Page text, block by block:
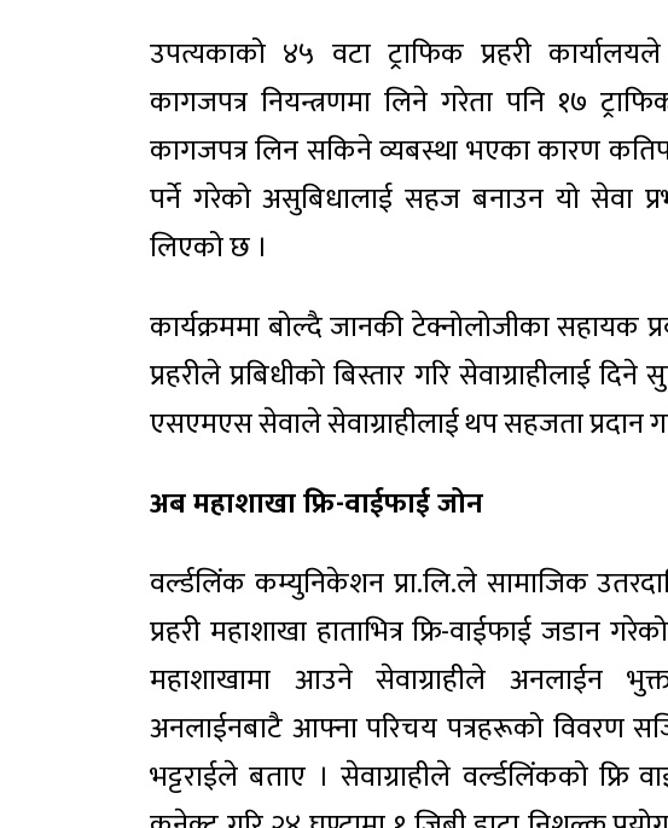
उपत्यकाको ४५ वटा ट्राफिक प्रहरी
कागजपत्र नियन्त्रणमा लिने गरेता पनि १७
कागजपत्र लिन सकिने व्यबस्था भएका कारण
पर्ने गरेको असुबिधालाई सहज बनाउन यो सेवा
लिएको छ ।
कार्यक्रममा बोल्दै जानकी टेक्नोलोजीका सहायक
प्रहरीले प्रबिधीको बिस्तार गरि सेवाग्राहीलाई
एसएमएस सेवाले सेवाग्राहीलाई थप सहजता प्रदान
अब महाशाखा फ्रि-वाईफाई जोन
वर्ल्डलिंक कम्युनिकेशन प्रा.लि.ले सामाजिक
प्रहरी महाशाखा हाताभित्र फ्रि-वाईफाई जडान
महाशाखामा आउने सेवाग्राहीले अनलाईन
अनलाईनबाटै आफ्ना परिचय पत्रहरूको विवरण
भट्टराईले बताए । सेवाग्राहीले वर्ल्डलिंकको फ्रि